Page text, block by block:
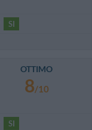
SI
OTTIMO
8/10
SI